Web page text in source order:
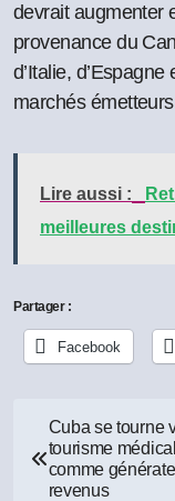
devrait augmenter
provenance du
d’Italie,
marchés
Lire aussi :
meilleures
Partager :
Facebook
de
Cuba se tourne
tourisme médical
comme
revenus